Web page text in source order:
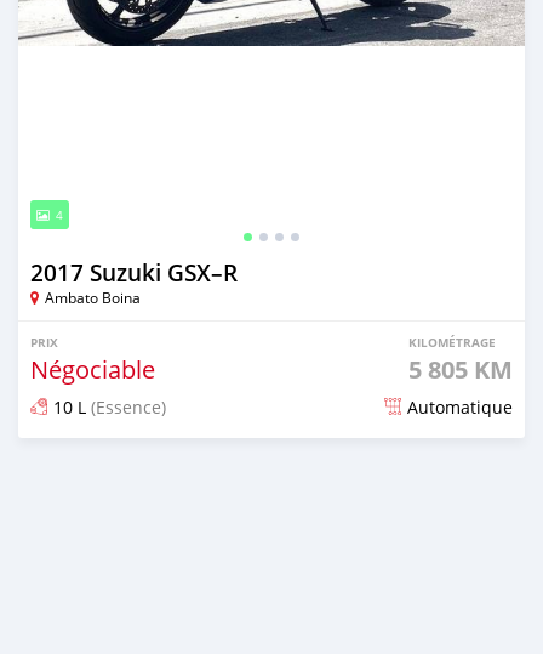
4
2017 Suzuki GSX–R
Ambato Boina
PRIX
Négociable
KILOMÉTRAGE
5 805 KM
10 L (Essence) Automatique